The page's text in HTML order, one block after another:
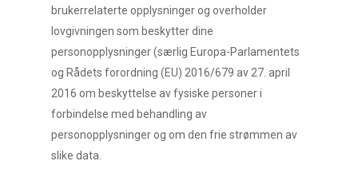
brukerrelaterte opplysninger og overholder
lovgivningen som beskytter dine
personopplysninger (særlig Europa-Parlamentets
og Rådets forordning (EU) 2016/679 av 27. april
2016 om beskyttelse av fysiske personer i
forbindelse med behandling av
personopplysninger og om den frie strømmen av
slike data.